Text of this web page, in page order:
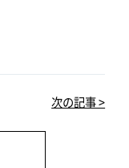
次の記事 >